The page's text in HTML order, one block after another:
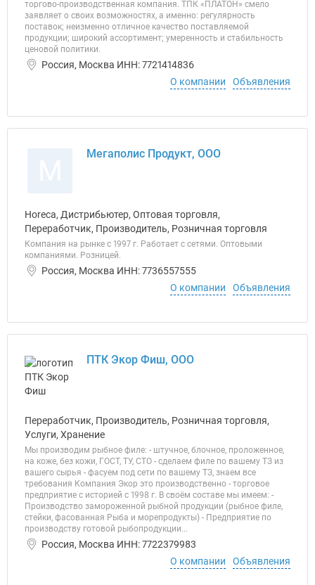
торгово-производственная компания. ТПК «ПЛАТОН» смело
заявляет о своих возможностях, а именно: регулярность
поставок; неизменно отличное качество поставляемой
продукции; широкий ассортимент; умеренность и стабильность
ценовой политики.
Россия, Москва ИНН: 7721414836
О компании
Объявления
Мегаполис Продукт, ООО
Horeca, Дистрибьютер, Оптовая торговля,
Переработчик, Производитель, Розничная торговля
Компания на рынке с 1997 г. Работает с сетями. Оптовыми
компаниями. Розницей.
Россия, Москва ИНН: 7736557555
О компании
Объявления
ПТК Экор Фиш, ООО
Переработчик, Производитель, Розничная торговля,
Услуги, Хранение
Мы производим рыбное филе: - штучное, блочное, проложенное,
на коже, без кожи, ГОСТ, ТУ, СТО - сделаем филе по вашему ТЗ из
вашего сырья - фасуем под сети по вашему ТЗ, знаем все
требования Компания Экор это производственно - торговое
предприятие с историей с 1998 г. В своём составе мы имеем: -
Производство замороженной рыбной продукции (рыбное филе,
стейки, фасованная Рыба и морепродукты) - Предприятие по
производству готовой рыбопродукции...
Россия, Москва ИНН: 7722379983
О компании
Объявления